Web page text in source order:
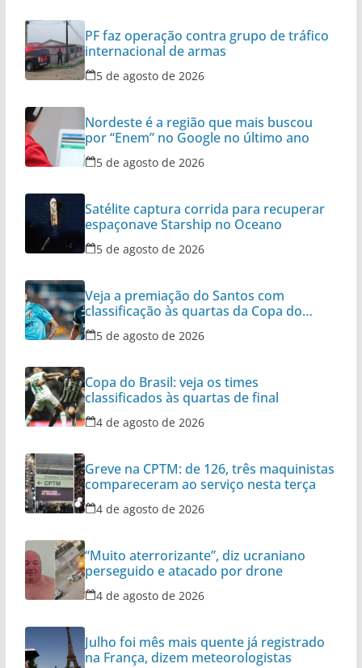
PF faz operação contra grupo de tráfico
internacional de armas
5 de agosto de 2026
Nordeste é a região que mais buscou
por “Enem” no Google no último ano
5 de agosto de 2026
Satélite captura corrida para recuperar
espaçonave Starship no Oceano
5 de agosto de 2026
Veja a premiação do Santos com
classificação às quartas da Copa do
Brasil
5 de agosto de 2026
Copa do Brasil: veja os times
classificados às quartas de final
4 de agosto de 2026
Greve na CPTM: de 126, três maquinistas
compareceram ao serviço nesta terça
4 de agosto de 2026
“Muito aterrorizante”, diz ucraniano
perseguido e atacado por drone
4 de agosto de 2026
Julho foi mês mais quente já registrado
na França, dizem meteorologistas